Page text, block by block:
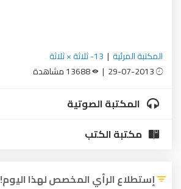
المكتبة المرئية | 13- ثلاثة × ثلاثة
المكتبة الصوتية
مكتبة الكتب
إستطلاع الرأي المخصص لهذا اليوم!